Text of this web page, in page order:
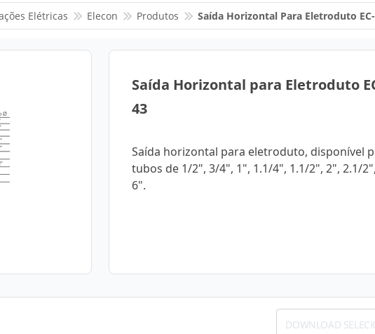
Elétricas Elecon Produtos Saída Horizontal Para Eletroduto
Saída Horizontal para Eletroduto
43
Saída horizontal para eletroduto, disponível
tubos de 1/2", 3/4", 1", 1.1/4", 1.1/2", 2", 2.1/
6".
DOWNLOAD